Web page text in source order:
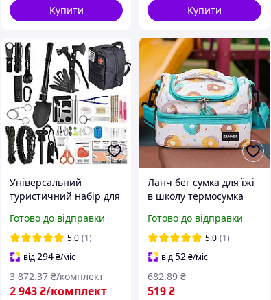
Купити Купити
Універсальний
туристичний набір для
водонепроникній сумці
комплект кемпінг-
аксесуарів
Готово до відправки
5.0 (1)
від294₴/міс
2 943₴/комплект
3 872.37 ₴/комплект
Ланч бег сумка для їжі
в школу термосумка
пікніка Рожевий 7 л
25×15×15 см
Готово до відправки
5.0 (1)
від52₴/міс
519₴
682.89 ₴